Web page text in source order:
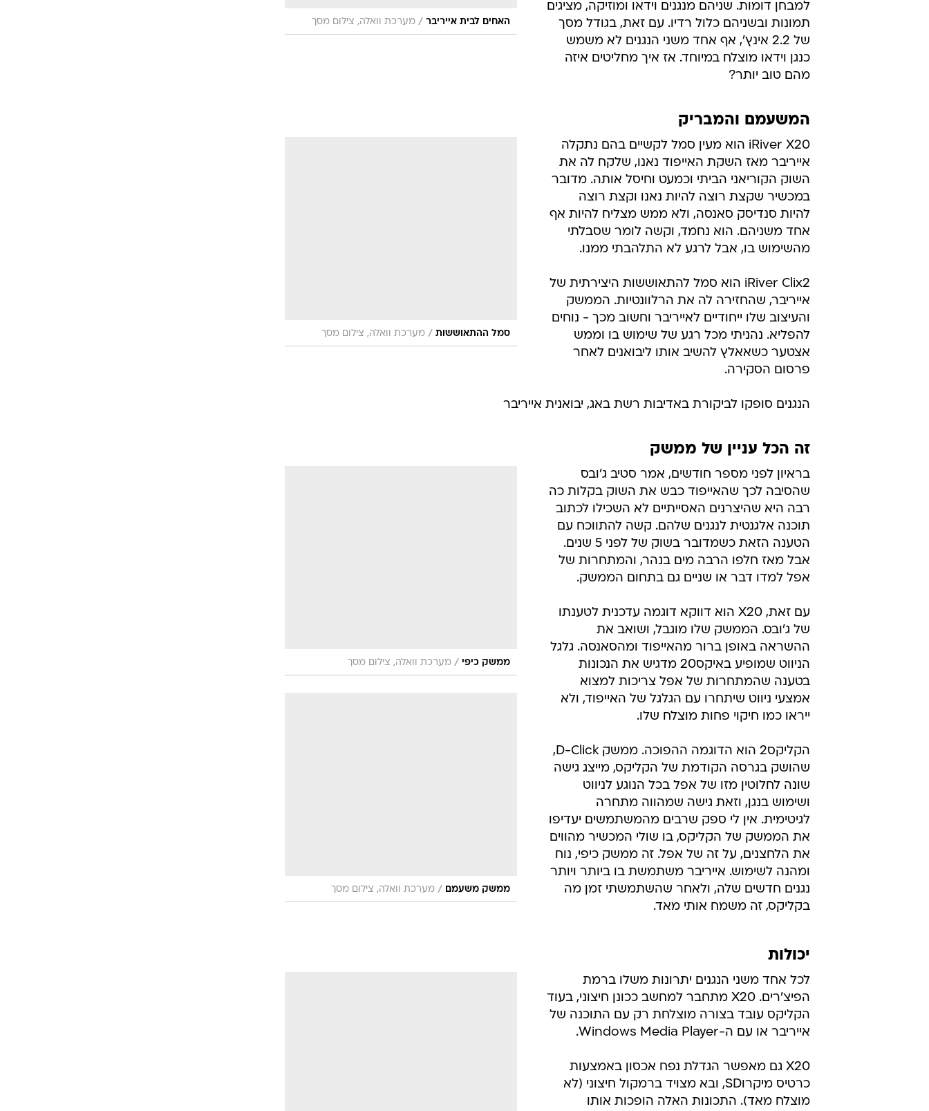
האחים לבית אייריבר / מערכת וואלה, צילום מסך
למבחן דומות. שניהם מנגנים וידאו ומוזיקה, מציגים
תמונות ובשניהם כלול רדיו. עם זאת, בגודל מסך
של 2.2 אינץ', אף אחד משני הנגנים לא משמש
כנגן וידאו מוצלח במיוחד. אז איך מחליטים איזה
מהם טוב יותר?
המשעמם והמבריק
סמל ההתאוששות / מערכת וואלה, צילום מסך
iRiver X20 הוא מעין סמל לקשיים בהם נתקלה
אייריבר מאז השקת האייפוד נאנו, שלקח לה את
השוק הקוריאני הביתי וכמעט וחיסל אותה. מדובר
במכשיר שקצת רוצה להיות נאנו וקצת רוצה
להיות סנדיסק סאנסה, ולא ממש מצליח להיות אף
אחד משניהם. הוא נחמד, וקשה לומר שסבלתי
מהשימוש בו, אבל לרגע לא התלהבתי ממנו.
iRiver Clix2 הוא סמל להתאוששות היצירתית של
אייריבר, שהחזירה לה את הרלוונטיות. הממשק
והעיצוב שלו ייחודיים לאייריבר וחשוב מכך - נוחים
להפליא. נהניתי מכל רגע של שימוש בו וממש
אצטער כשאאלץ להשיב אותו ליבואנים לאחר
פרסום הסקירה.
הנגנים סופקו לביקורת באדיבות רשת באג, יבואנית אייריבר
זה הכל עניין של ממשק
ממשק כיפי / מערכת וואלה, צילום מסך
ממשק משעמם / מערכת וואלה, צילום מסך
בראיון לפני מספר חודשים, אמר סטיב ג'ובס
שהסיבה לכך שהאייפוד כבש את השוק בקלות כה
רבה היא שהיצרנים האסייתיים לא השכילו לכתוב
תוכנה אלגנטית לנגנים שלהם. קשה להתווכח עם
הטענה הזאת כשמדובר בשוק של לפני 5 שנים.
אבל מאז חלפו הרבה מים בנהר, והמתחרות של
אפל למדו דבר או שניים גם בתחום הממשק.
עם זאת, X20 הוא דווקא דוגמה עדכנית לטענתו
של ג'ובס. הממשק שלו מוגבל, ושואב את
ההשראה באופן ברור מהאייפוד ומהסאנסה. גלגל
הניווט שמופיע באיקס20 מדגיש את הנכונות
בטענה שהמתחרות של אפל צריכות למצוא
אמצעי ניווט שיתחרו עם הגלגל של האייפוד, ולא
ייראו כמו חיקוי פחות מוצלח שלו.
הקליקס2 הוא הדוגמה ההפוכה. ממשק D-Click,
שהושק בגרסה הקודמת של הקליקס, מייצג גישה
שונה לחלוטין מזו של אפל בכל הנוגע לניווט
ושימוש בנגן, וזאת גישה שמהווה מתחרה
לגיטימית. אין לי ספק שרבים מהמשתמשים יעדיפו
את הממשק של הקליקס, בו שולי המכשיר מהווים
את הלחצנים, על זה של אפל. זה ממשק כיפי, נוח
ומהנה לשימוש. אייריבר משתמשת בו ביותר ויותר
נגנים חדשים שלה, ולאחר שהשתמשתי זמן מה
בקליקס, זה משמח אותי מאד.
יכולות
לכל אחד משני הנגנים יתרונות משלו ברמת
הפיצ'רים. X20 מתחבר למחשב ככונן חיצוני, בעוד
הקליקס עובד בצורה מוצלחת רק עם התוכנה של
אייריבר או עם ה-Windows Media Player.
X20 גם מאפשר הגדלת נפח אכסון באמצעות
כרטיס מיקרוSD, ובא מצויד ברמקול חיצוני (לא
מוצלח מאד). התכונות האלה הופכות אותו